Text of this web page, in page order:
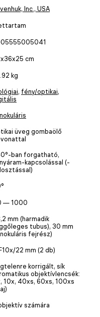
Inc., USA
cm
kg
, fény/optikai,
üveg gombaölő
ban forgatható,
kapcsolással (-
— 1000
mm (harmadik
tubus), 30 mm
fejrész)
22 mm (2 db)
korrigált, sík
objektívlencsék:
10x, 40xs, 60xs, 100xs
számára